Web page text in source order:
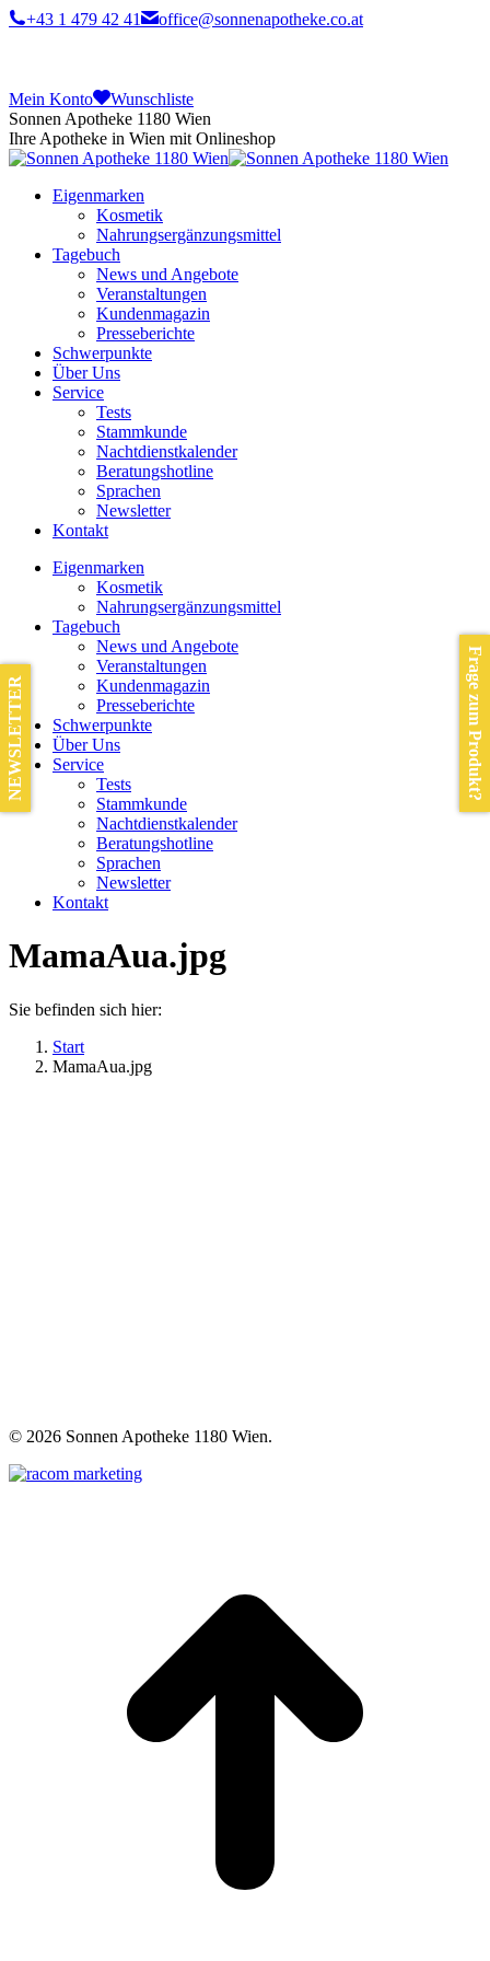
+43 1 479 42 41 office@sonnenapotheke.co.at
Mein Konto
Wunschliste
Sonnen Apotheke 1180 Wien
Ihre Apotheke in Wien mit Onlineshop
Eigenmarken
Kosmetik
Nahrungsergänzungsmittel
Tagebuch
News und Angebote
Veranstaltungen
Kundenmagazin
Presseberichte
Schwerpunkte
Über Uns
Service
Tests
Stammkunde
Nachtdienstkalender
Beratungshotline
Sprachen
Newsletter
Kontakt
Eigenmarken
Kosmetik
Nahrungsergänzungsmittel
Tagebuch
News und Angebote
Veranstaltungen
Kundenmagazin
Presseberichte
Schwerpunkte
Über Uns
Service
Tests
Stammkunde
Nachtdienstkalender
Beratungshotline
Sprachen
Newsletter
Kontakt
MamaAua.jpg
Sie befinden sich hier:
Start
MamaAua.jpg
© 2026 Sonnen Apotheke 1180 Wien.
Frage zum Produkt?
NEWSLETTER